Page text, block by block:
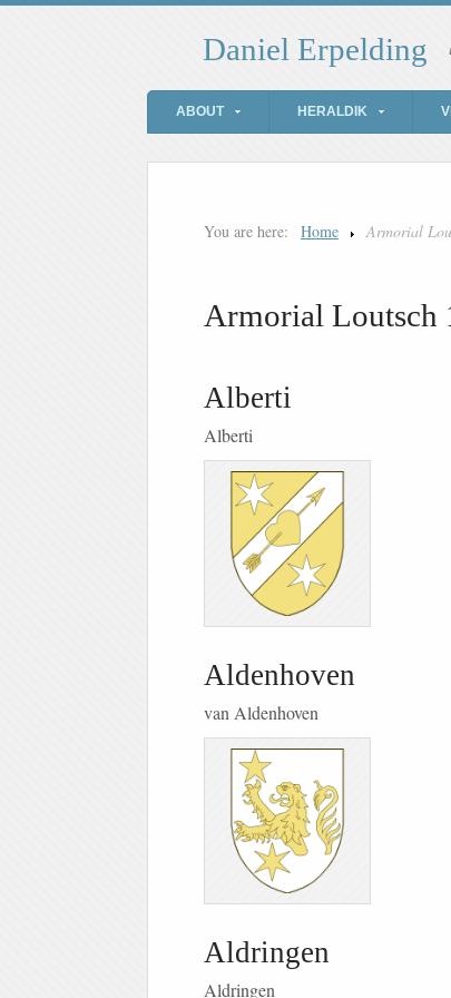
Daniel Erpelding
ABOUT HERALDIK
You are here: Home Armorial
Armorial Loutsch
Alberti
Alberti
Aldenhoven
van Aldenhoven
Aldringen
Aldringen